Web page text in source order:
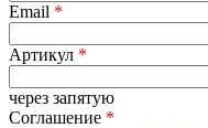
Email *
Артикул *
через запятую
Соглашение *